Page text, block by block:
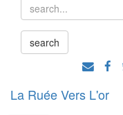
La Ruée Vers L'or